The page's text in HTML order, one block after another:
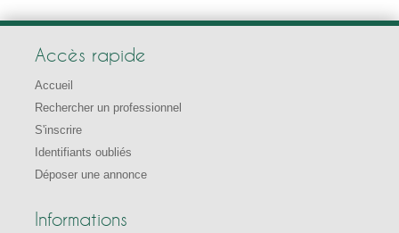
Accès rapide
Accueil
Rechercher un professionnel
S'inscrire
Identifiants oubliés
Déposer une annonce
Informations